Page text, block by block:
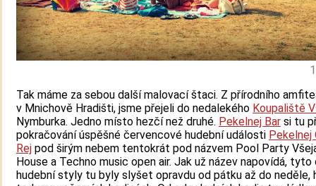
Tak máme za sebou další malovací štaci. Z přírodního
v Mnichově Hradišti, jsme přejeli do nedalekého Koupaliště
Nymburka. Jedno místo hezčí než druhé. Pekelnej Bar si tu
pokračování úspěšné červencové hudební události Pekelnej
Rej pod širým nebem tentokrát pod názvem Pool Party
House a Techno music open air. Jak už název napovídá, tyto
hudební styly tu byly slyšet opravdu od pátku až do neděle,